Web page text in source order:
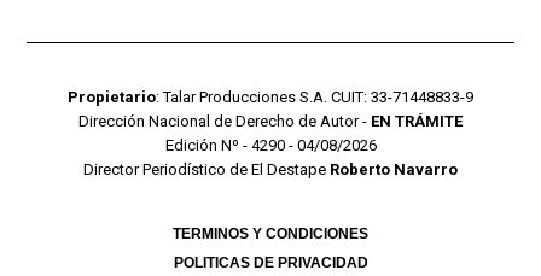
Propietario: Talar Producciones S.A. CUIT: 33-71448833-9
Dirección Nacional de Derecho de Autor - EN TRÁMITE
Edición Nº - 4290 - 04/08/2026
Director Periodístico de El Destape Roberto Navarro
TERMINOS Y CONDICIONES
POLITICAS DE PRIVACIDAD